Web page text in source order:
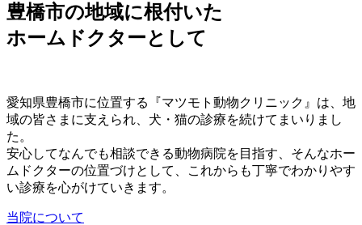
豊橋市の地域に根付いた
ホームドクターとして
愛知県豊橋市に位置する『マツモト動物クリニック』は、地
域の皆さまに支えられ、犬・猫の診療を続けてまいりまし
た。
安心してなんでも相談できる動物病院を目指す、そんなホー
ムドクターの位置づけとして、これからも丁寧でわかりやす
い診療を心がけていきます。
当院について